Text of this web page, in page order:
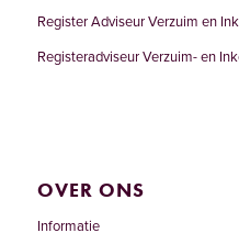
Register Adviseur Verzuim en
Registeradviseur Verzuim- en
OVER ONS
Informatie